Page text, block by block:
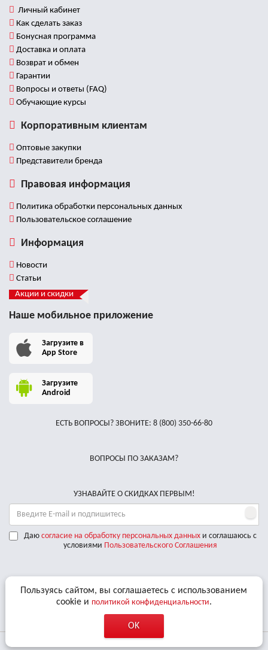
Личный кабинет
Как сделать заказ
Бонусная программа
Доставка и оплата
Возврат и обмен
Гарантии
Вопросы и ответы (FAQ)
Обучающие курсы
Корпоративным клиентам
Оптовые закупки
Представители бренда
Правовая информация
Политика обработки персональных данных
Пользовательское соглашение
Информация
Новости
Статьи
Акции и скидки
Наше мобильное приложение
Загрузите в
App Store
Загрузите
Android
ЕСТЬ ВОПРОСЫ? ЗВОНИТЕ: 8 (800) 350-66-80
ВОПРОСЫ ПО ЗАКАЗАМ?
УЗНАВАЙТЕ О СКИДКАХ ПЕРВЫМ!
Даю согласие на обработку персональных данныхи соглашаюсь с
условиями Пользовательского Соглашения
Доставляем по РФ курьерскими службами
Пользуясь сайтом, вы соглашаетесь с использованием
cookie и политикой конфиденциальности.
OK